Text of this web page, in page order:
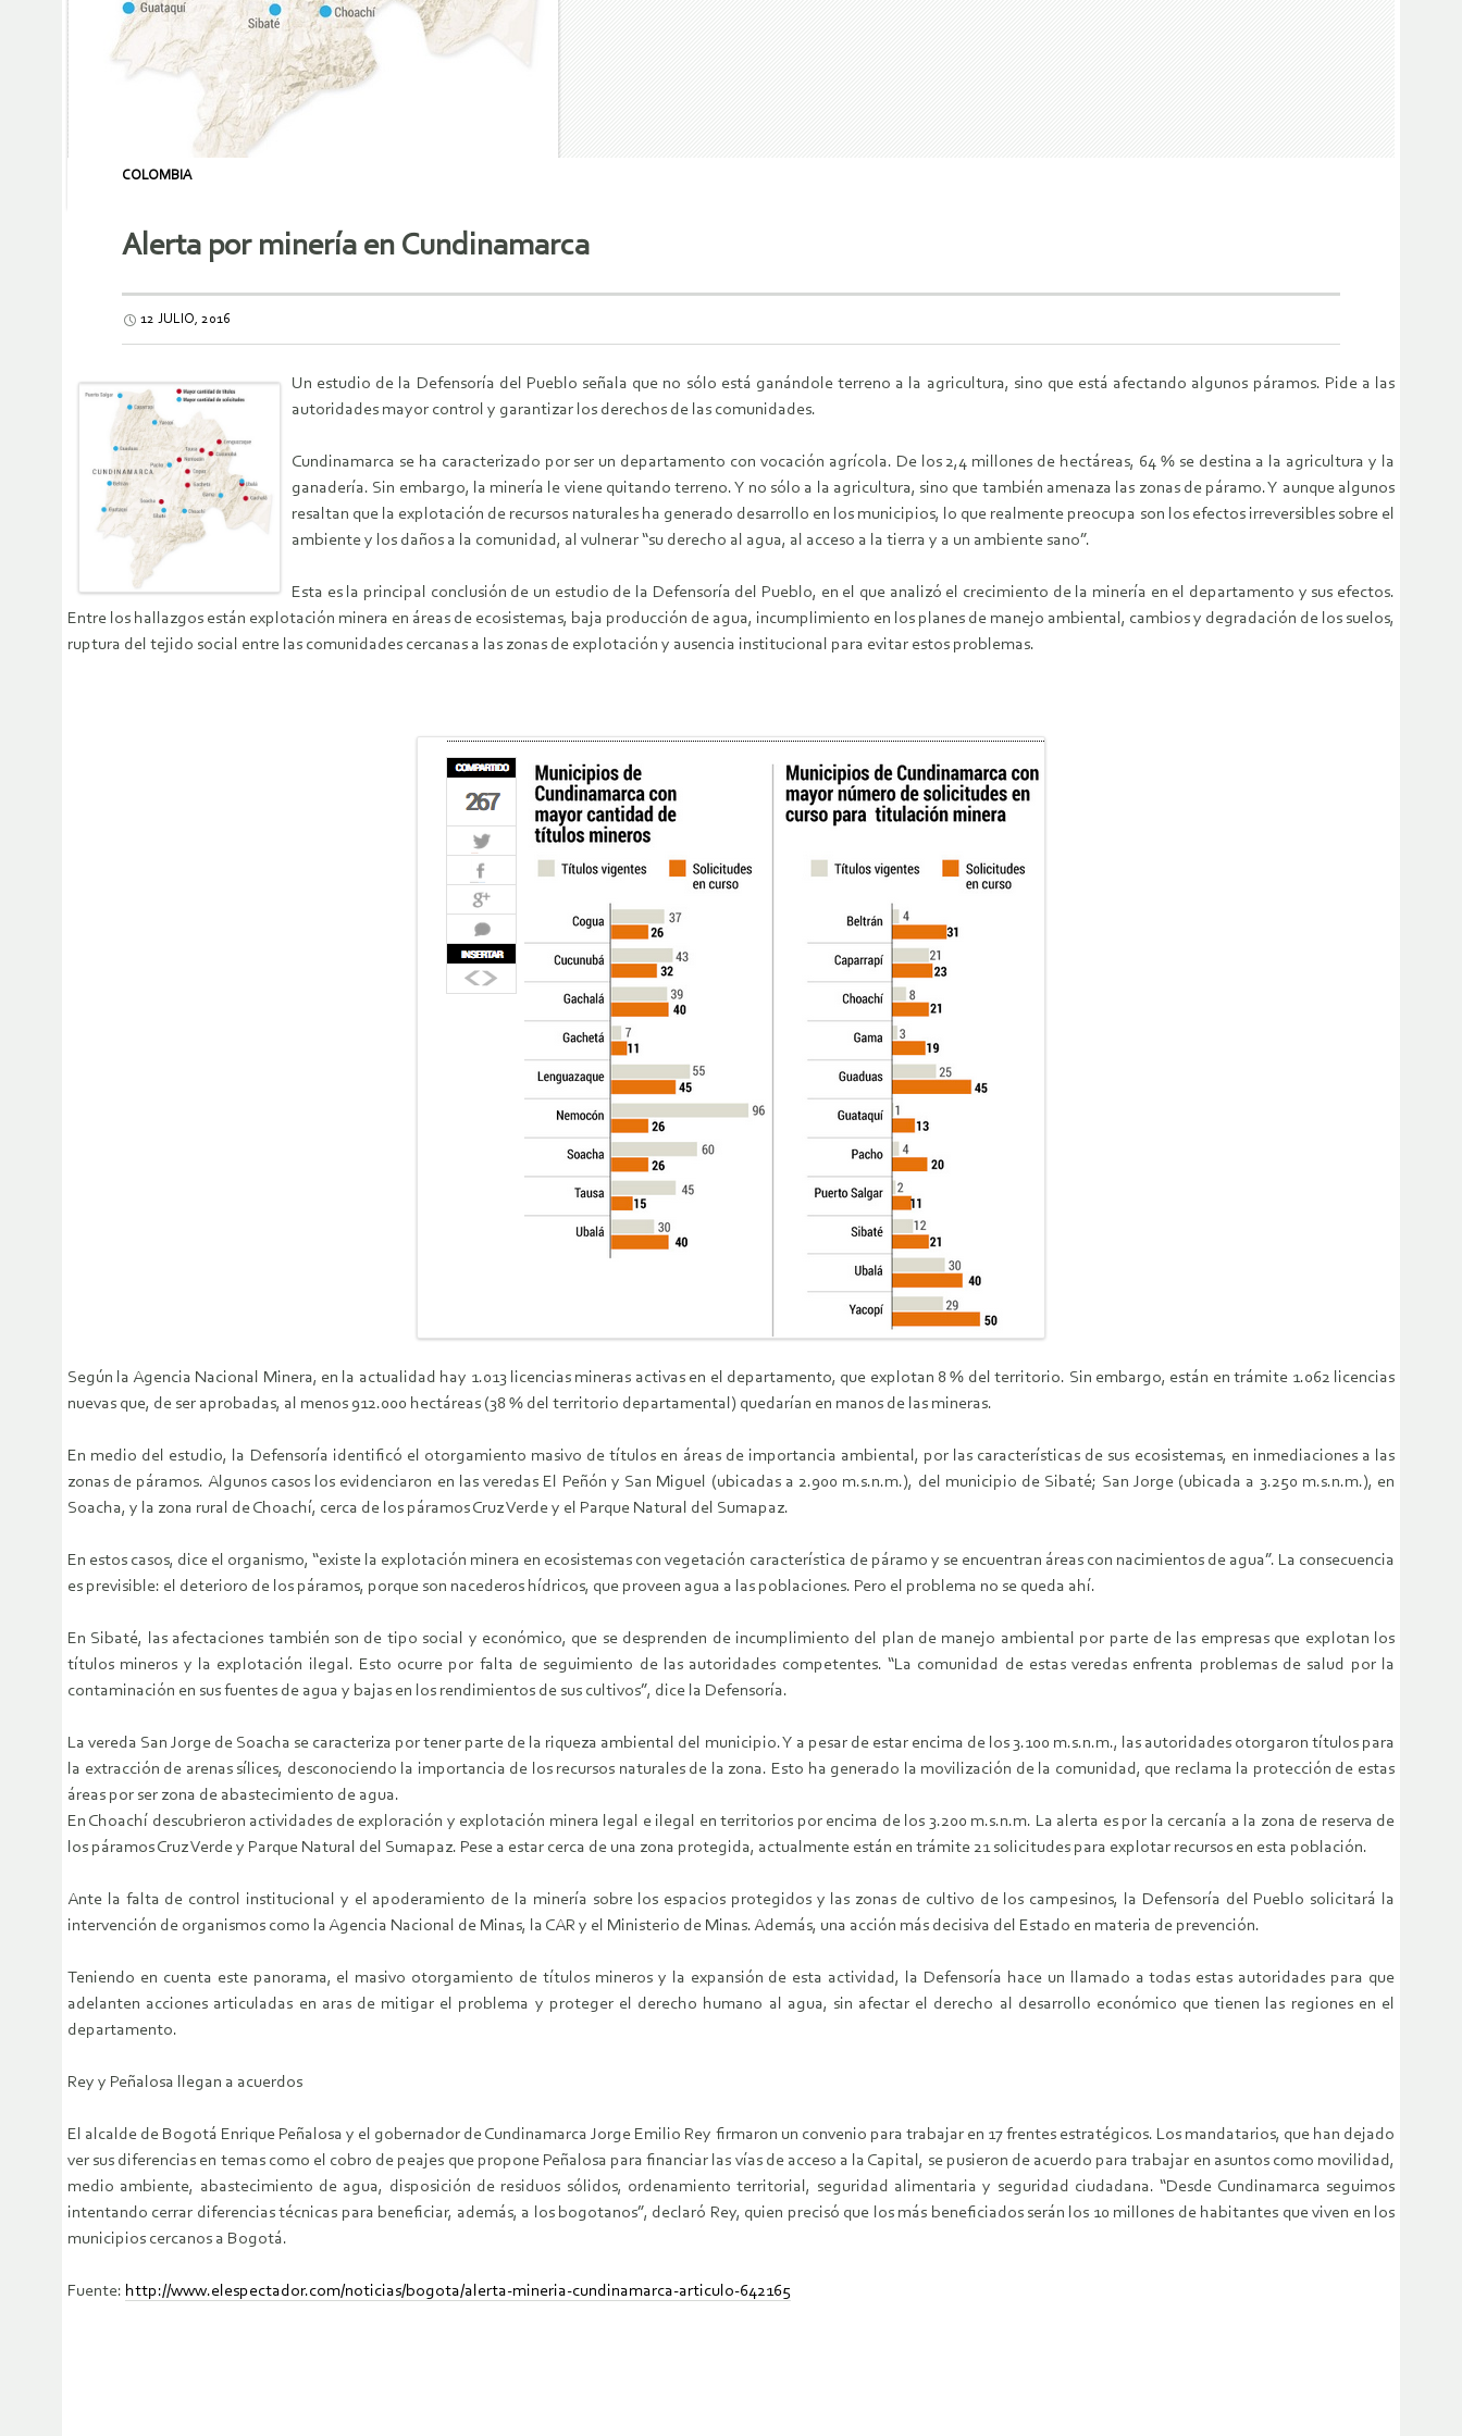
COLOMBIA
Alerta por minería en Cundinamarca
12 JULIO, 2016
Un estudio de la Defensoría del Pueblo señala que no sólo está ganándole terreno a la agricultura, sino que está afectando algunos páramos. Pide a las
autoridades mayor control y garantizar los derechos de las comunidades.
Cundinamarca se ha caracterizado por ser un departamento con vocación agrícola. De los 2,4 millones de hectáreas, 64 % se destina a la agricultura y la
ganadería. Sin embargo, la minería le viene quitando terreno. Y no sólo a la agricultura, sino que también amenaza las zonas de páramo. Y aunque algunos
resaltan que la explotación de recursos naturales ha generado desarrollo en los municipios, lo que realmente preocupa son los efectos irreversibles sobre el
ambiente y los daños a la comunidad, al vulnerar “su derecho al agua, al acceso a la tierra y a un ambiente sano”.
Esta es la principal conclusión de un estudio de la Defensoría del Pueblo, en el que analizó el crecimiento de la minería en el departamento y sus efectos.
Entre los hallazgos están explotación minera en áreas de ecosistemas, baja producción de agua, incumplimiento en los planes de manejo ambiental, cambios y degradación de los suelos,
ruptura del tejido social entre las comunidades cercanas a las zonas de explotación y ausencia institucional para evitar estos problemas.
Según la Agencia Nacional Minera, en la actualidad hay 1.013 licencias mineras activas en el departamento, que explotan 8 % del territorio. Sin embargo, están en trámite 1.062 licencias
nuevas que, de ser aprobadas, al menos 912.000 hectáreas (38 % del territorio departamental) quedarían en manos de las mineras.
En medio del estudio, la Defensoría identificó el otorgamiento masivo de títulos en áreas de importancia ambiental, por las características de sus ecosistemas, en inmediaciones a las
zonas de páramos. Algunos casos los evidenciaron en las veredas El Peñón y San Miguel (ubicadas a 2.900 m.s.n.m.), del municipio de Sibaté; San Jorge (ubicada a 3.250 m.s.n.m.), en
Soacha, y la zona rural de Choachí, cerca de los páramos Cruz Verde y el Parque Natural del Sumapaz.
En estos casos, dice el organismo, “existe la explotación minera en ecosistemas con vegetación característica de páramo y se encuentran áreas con nacimientos de agua”. La consecuencia
es previsible: el deterioro de los páramos, porque son nacederos hídricos, que proveen agua a las poblaciones. Pero el problema no se queda ahí.
En Sibaté, las afectaciones también son de tipo social y económico, que se desprenden de incumplimiento del plan de manejo ambiental por parte de las empresas que explotan los
títulos mineros y la explotación ilegal. Esto ocurre por falta de seguimiento de las autoridades competentes. “La comunidad de estas veredas enfrenta problemas de salud por la
contaminación en sus fuentes de agua y bajas en los rendimientos de sus cultivos”, dice la Defensoría.
La vereda San Jorge de Soacha se caracteriza por tener parte de la riqueza ambiental del municipio. Y a pesar de estar encima de los 3.100 m.s.n.m., las autoridades otorgaron títulos para
la extracción de arenas sílices, desconociendo la importancia de los recursos naturales de la zona. Esto ha generado la movilización de la comunidad, que reclama la protección de estas
áreas por ser zona de abastecimiento de agua.
En Choachí descubrieron actividades de exploración y explotación minera legal e ilegal en territorios por encima de los 3.200 m.s.n.m. La alerta es por la cercanía a la zona de reserva de
los páramos Cruz Verde y Parque Natural del Sumapaz. Pese a estar cerca de una zona protegida, actualmente están en trámite 21 solicitudes para explotar recursos en esta población.
Ante la falta de control institucional y el apoderamiento de la minería sobre los espacios protegidos y las zonas de cultivo de los campesinos, la Defensoría del Pueblo solicitará la
intervención de organismos como la Agencia Nacional de Minas, la CAR y el Ministerio de Minas. Además, una acción más decisiva del Estado en materia de prevención.
Teniendo en cuenta este panorama, el masivo otorgamiento de títulos mineros y la expansión de esta actividad, la Defensoría hace un llamado a todas estas autoridades para que
adelanten acciones articuladas en aras de mitigar el problema y proteger el derecho humano al agua, sin afectar el derecho al desarrollo económico que tienen las regiones en el
departamento.
Rey y Peñalosa llegan a acuerdos
El alcalde de Bogotá Enrique Peñalosa y el gobernador de Cundinamarca Jorge Emilio Rey firmaron un convenio para trabajar en 17 frentes estratégicos. Los mandatarios, que han dejado
ver sus diferencias en temas como el cobro de peajes que propone Peñalosa para financiar las vías de acceso a la Capital, se pusieron de acuerdo para trabajar en asuntos como movilidad,
medio ambiente, abastecimiento de agua, disposición de residuos sólidos, ordenamiento territorial, seguridad alimentaria y seguridad ciudadana. “Desde Cundinamarca seguimos
intentando cerrar diferencias técnicas para beneficiar, además, a los bogotanos”, declaró Rey, quien precisó que los más beneficiados serán los 10 millones de habitantes que viven en los
municipios cercanos a Bogotá.
Fuente: http://www.elespectador.com/noticias/bogota/alerta-mineria-cundinamarca-articulo-642165